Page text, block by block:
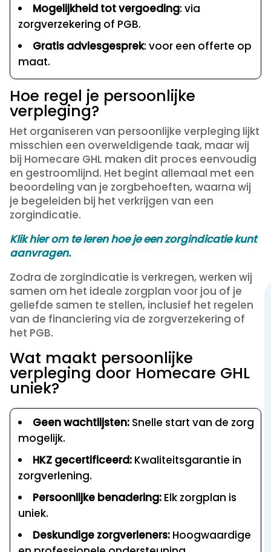
Mogelijkheid tot vergoeding: via
zorgverzekering of PGB.
Gratis adviesgesprek: voor een offerte op
maat.
Hoe regel je persoonlijke
verpleging?
Het organiseren van persoonlijke verpleging lijkt
misschien een overweldigende taak, maar wij
bij Homecare GHL maken dit proces eenvoudig
en gestroomlijnd. Het begint allemaal met een
beoordeling van je zorgbehoeften, waarna wij
je begeleiden bij het verkrijgen van een
zorgindicatie.
Klik hier om te leren hoe je een zorgindicatie kunt
aanvragen.
Zodra de zorgindicatie is verkregen, werken wij
samen om het ideale zorgplan voor jou of je
geliefde samen te stellen, inclusief het regelen
van de financiering via de zorgverzekering of
het PGB.
Wat maakt persoonlijke
verpleging door Homecare GHL
uniek?
Geen wachtlijsten: Snelle start van de zorg
mogelijk.
HKZ gecertificeerd: Kwaliteitsgarantie in
zorgverlening.
Persoonlijke benadering: Elk zorgplan is
uniek.
Deskundige zorgverleners: Hoogwaardige